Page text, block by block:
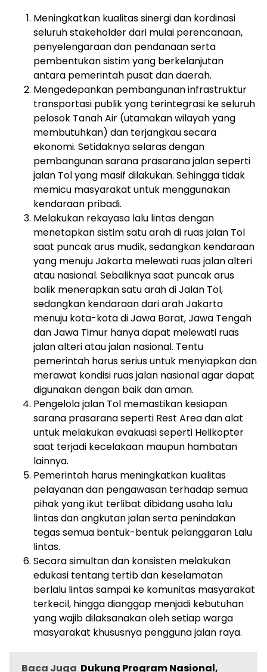
Meningkatkan kualitas sinergi dan kordinasi
seluruh stakeholder dari mulai perencanaan,
penyelengaraan dan pendanaan serta
pembentukan sistim yang berkelanjutan
antara pemerintah pusat dan daerah.
Mengedepankan pembangunan infrastruktur
transportasi publik yang terintegrasi ke seluruh
pelosok Tanah Air (utamakan wilayah yang
membutuhkan) dan terjangkau secara
ekonomi. Setidaknya selaras dengan
pembangunan sarana prasarana jalan seperti
jalan Tol yang masif dilakukan. Sehingga tidak
memicu masyarakat untuk menggunakan
kendaraan pribadi.
Melakukan rekayasa lalu lintas dengan
menetapkan sistim satu arah di ruas jalan Tol
saat puncak arus mudik, sedangkan kendaraan
yang menuju Jakarta melewati ruas jalan alteri
atau nasional. Sebaliknya saat puncak arus
balik menerapkan satu arah di Jalan Tol,
sedangkan kendaraan dari arah Jakarta
menuju kota-kota di Jawa Barat, Jawa Tengah
dan Jawa Timur hanya dapat melewati ruas
jalan alteri atau jalan nasional. Tentu
pemerintah harus serius untuk menyiapkan dan
merawat kondisi ruas jalan nasional agar dapat
digunakan dengan baik dan aman.
Pengelola jalan Tol memastikan kesiapan
sarana prasarana seperti Rest Area dan alat
untuk melakukan evakuasi seperti Helikopter
saat terjadi kecelakaan maupun hambatan
lainnya.
Pemerintah harus meningkatkan kualitas
pelayanan dan pengawasan terhadap semua
pihak yang ikut terlibat dibidang usaha lalu
lintas dan angkutan jalan serta penindakan
tegas semua bentuk-bentuk pelanggaran Lalu
lintas.
Secara simultan dan konsisten melakukan
edukasi tentang tertib dan keselamatan
berlalu lintas sampai ke komunitas masyarakat
terkecil, hingga dianggap menjadi kebutuhan
yang wajib dilaksanakan oleh setiap warga
masyarakat khususnya pengguna jalan raya.
Baca Juga Dukung Program Nasional,